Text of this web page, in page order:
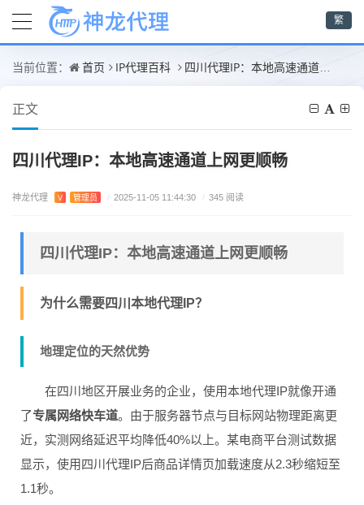
繁
当前位置： 首页 IP代理百科 四川代理IP：本地高速通道上网更顺畅
正文
四川代理IP：本地高速通道上网更顺畅
神龙代理 V 管理员 / 2025-11-05 11:44:30 / 345 阅读
四川代理IP：本地高速通道上网更顺畅
为什么需要四川本地代理IP？
地理定位的天然优势
在四川地区开展业务的企业，使用本地代理IP就像开通
了专属网络快车道。由于服务器节点与目标网站物理距离更
近，实测网络延迟平均降低40%以上。某电商平台测试数据
显示，使用四川代理IP后商品详情页加载速度从2.3秒缩短至
1.1秒。